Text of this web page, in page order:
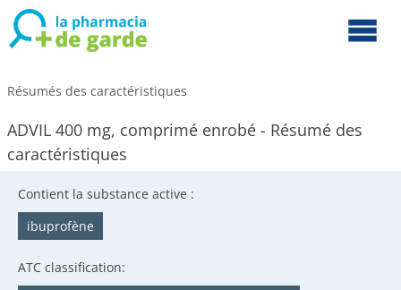
Résumés des caractéristiques
ADVIL 400 mg, comprimé enrobé - Résumé des
caractéristiques
Contient la substance active :
ibuprofène
ATC classification: